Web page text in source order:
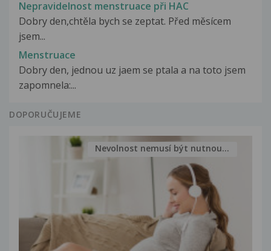
Nepravidelnost menstruace při HAC
Dobry den,chtěla bych se zeptat. Před měsícem
jsem...
Menstruace
Dobry den, jednou uz jaem se ptala a na toto jsem
zapomnela:...
DOPORUČUJEME
Nevolnost nemusí být nutnou...